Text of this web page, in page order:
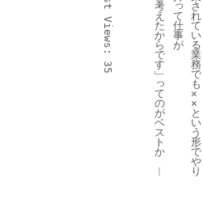
さ
れ
て
い
る
業
務
で
も
×
×
と
い
う
形
で
や
り
っ
て
仕
事
が
考
え
た
か
ら
で
す
﹂
っ
て
の
が
ベ
ス
ト
か
︱
Views:
35